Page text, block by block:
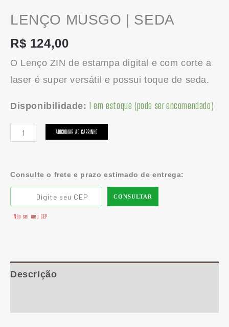
LENÇO MUSGO | SEDA
R$ 124,00
O Lenço ZIN de estampa digital e com corte a
laser é super versátil e possui toque de seda.
Disponibilidade: 1 em estoque (pode ser encomendado)
ADICIONAR AO CARRINHO
Consulte o frete e prazo estimado de entrega:
CONSULTAR
Não sei meu CEP
Descrição